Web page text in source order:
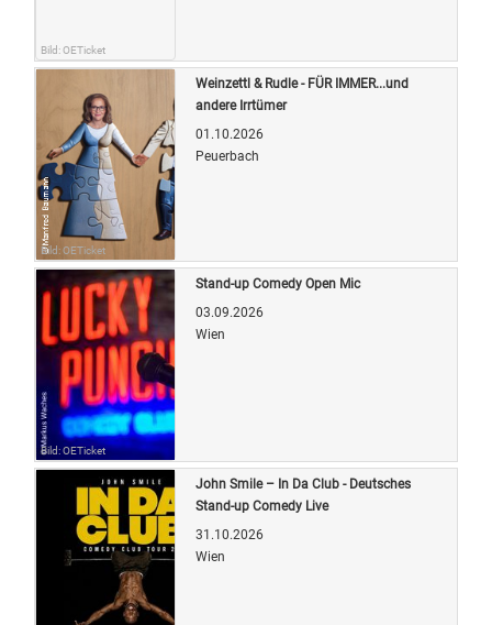
Bild: OETicket
Bild: OETicket
Weinzettl & Rudle - FÜR IMMER...und
andere Irrtümer
01.10.2026
Peuerbach
Bild: OETicket
Stand-up Comedy Open Mic
03.09.2026
Wien
John Smile – In Da Club - Deutsches
Stand-up Comedy Live
31.10.2026
Wien